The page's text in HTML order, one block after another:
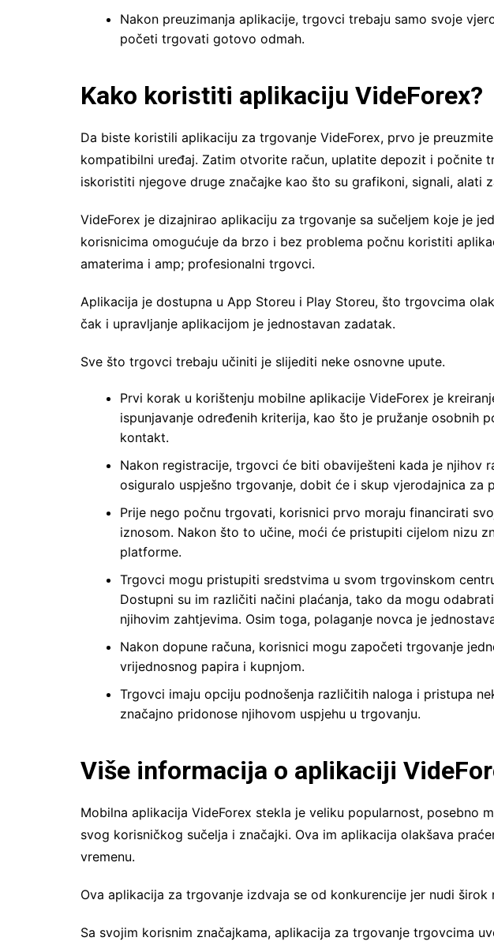
Nakon preuzimanja aplikacije, trgovci trebaju samo svoje
početi trgovati gotovo odmah.
Kako koristiti aplikaciju VideForex?
Da biste koristili aplikaciju za trgovanje VideForex, prvo je
kompatibilni uređaj. Zatim otvorite račun, uplatite depozit i počnite
iskoristiti njegove druge značajke kao što su grafikoni, signali, alati
VideForex je dizajnirao aplikaciju za trgovanje sa sučeljem koje je
korisnicima omogućuje da brzo i bez problema počnu koristiti
amaterima i amp; profesionalni trgovci.
Aplikacija je dostupna u App Storeu i Play Storeu, što trgovcima
čak i upravljanje aplikacijom je jednostavan zadatak.
Sve što trgovci trebaju učiniti je slijediti neke osnovne upute.
Prvi korak u korištenju mobilne aplikacije VideForex je
ispunjavanje određenih kriterija, kao što je pružanje osobnih
kontakt.
Nakon registracije, trgovci će biti obaviješteni kada je njihov
osiguralo uspješno trgovanje, dobit će i skup vjerodajnica za
Prije nego počnu trgovati, korisnici prvo moraju financirati
iznosom. Nakon što to učine, moći će pristupiti cijelom nizu
platforme.
Trgovci mogu pristupiti sredstvima u svom trgovinskom
Dostupni su im različiti načini plaćanja, tako da mogu
njihovim zahtjevima. Osim toga, polaganje novca je
Nakon dopune računa, korisnici mogu započeti trgovanje
vrijednosnog papira i kupnjom.
Trgovci imaju opciju podnošenja različitih naloga i pristupa
značajno pridonose njihovom uspjehu u trgovanju.
Više informacija o aplikaciji
Mobilna aplikacija VideForex stekla je veliku popularnost, posebno
svog korisničkog sučelja i značajki. Ova im aplikacija olakšava
vremenu.
Ova aplikacija za trgovanje izdvaja se od konkurencije jer nudi širok
Sa svojim korisnim značajkama, aplikacija za trgovanje trgovcima